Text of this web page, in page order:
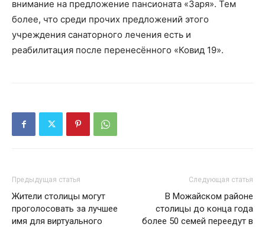
внимание на предложение пансионата «Заря». Тем
более, что среди прочих предложений этого
учреждения санаторного лечения есть и
реабилитация после перенесённого «Ковид 19».
Предыдущая статья
Жители столицы могут
проголосовать за лучшее
имя для виртуального
Следующая статья
В Можайском районе
столицы до конца года
более 50 семей переедут в